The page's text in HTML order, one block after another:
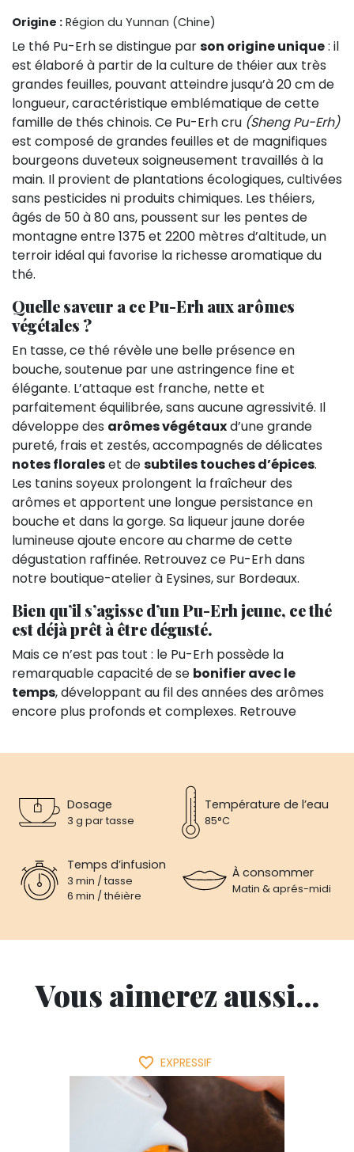
Origine : Région du Yunnan (Chine)
Le thé Pu-Erh se distingue parson origine unique: il
est élaboré à partir de la culture de théier aux très
grandes feuilles, pouvant atteindre jusqu’à 20 cm de
longueur, caractéristique emblématique de cette
famille de thés chinois. Ce Pu-Erh cru (Sheng Pu-Erh)
est composé de grandes feuilles et de magnifiques
bourgeons duveteux soigneusement travaillés à la
main. Il provient de plantations écologiques, cultivées
sans pesticides ni produits chimiques. Les théiers,
âgés de 50 à 80 ans, poussent sur les pentes de
montagne entre 1375 et 2200 mètres d’altitude, un
terroir idéal qui favorise la richesse aromatique du
thé.
Quelle saveur a ce Pu-Erh aux arômes
végétales ?
En tasse, ce thé révèle une belle présence en
bouche, soutenue par une astringence fine et
élégante. L’attaque est franche, nette et
parfaitement équilibrée, sans aucune agressivité. Il
développe des arômes végétauxd’une grande
pureté, frais et zestés, accompagnés de délicates
notes floraleset desubtiles touches d’épices.
Les tanins soyeux prolongent la fraîcheur des
arômes et apportent une longue persistance en
bouche et dans la gorge. Sa liqueur jaune dorée
lumineuse ajoute encore au charme de cette
dégustation raffinée. Retrouvez ce Pu-Erh dans
notre boutique-atelier à Eysines, sur Bordeaux.
Bien qu’il s’agisse d’un Pu-Erh jeune, ce thé
est déjà prêt à être dégusté.
Mais ce n’est pas tout : le Pu-Erh possède la
remarquable capacité de se bonifier avec le
temps, développant au fil des années des arômes
encore plus profonds et complexes. Retrouve
Dosage
3 g par tasse
Température de l’eau
85°C
Temps d’infusion
3 min / tasse
6 min / théière
À consommer
Matin & aprés-midi
Vous aimerez aussi...
favorite_border EXPRESSIF